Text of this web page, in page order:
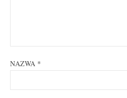
NAZWA *